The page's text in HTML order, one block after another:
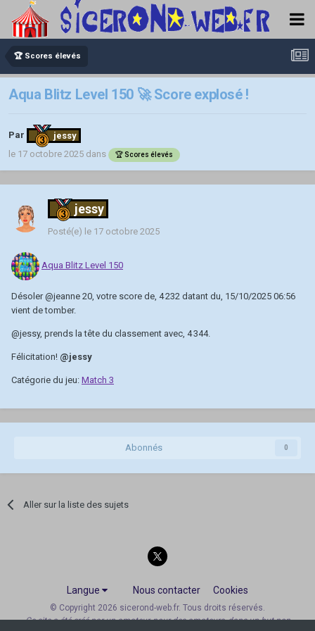
🏆 Scores élevés
Aqua Blitz Level 150 🚀 Score explosé !
Par
jessy
le 17 octobre 2025 dans 🏆 Scores élevés
jessy
Posté(e) le 17 octobre 2025
Aqua Blitz Level 150
Désoler@jeanne 20 , votre score de, 4 232 datant du, 15/10/2025 06:56
vient de tomber.
@jessy, prends la tête du classement avec, 4 344.
Félicitation! @jessy
Catégorie du jeu: Match 3
Abonnés 0
Aller sur la liste des sujets
Langue Nous contacter Cookies
© Copyright 2026 sicerond-web.fr. Tous droits réservés.
Ce site a été créé par un amateur, pour des amateurs, dans un but non